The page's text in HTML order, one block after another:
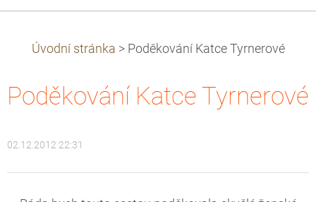
Úvodní stránka > Poděkování Katce Tyrnerové
Poděkování Katce Tyrnerové
02.12.2012 22:31